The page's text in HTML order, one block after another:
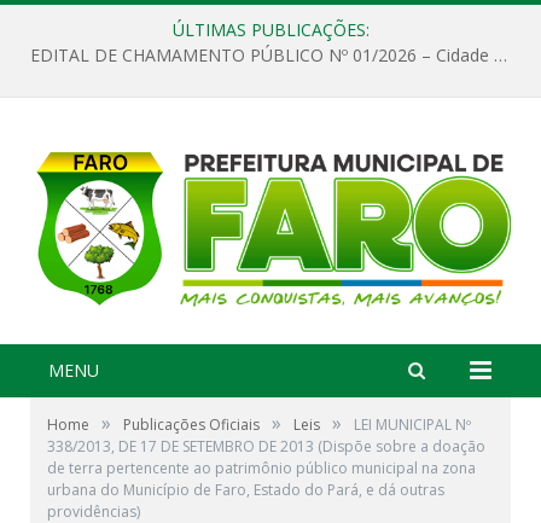
ÚLTIMAS PUBLICAÇÕES:
EDITAL DE CHAMAMENTO PÚBLICO Nº 01/2026 – Cidade de Faro
MENU
Home » Publicações Oficiais » Leis »
LEI MUNICIPAL Nº
338/2013, DE 17 DE SETEMBRO DE 2013 (Dispõe sobre a doação
de terra pertencente ao patrimônio público municipal na zona
urbana do Município de Faro, Estado do Pará, e dá outras
providências)